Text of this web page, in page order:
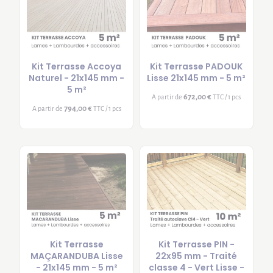
Kit Terrasse Accoya
Naturel - 21x145 mm -
5 m²
A partir de 794,00 € TTC / 1 pcs
Kit Terrasse PADOUK
Lisse 21x145 mm - 5 m²
A partir de672,00 € TTC / 1 pcs
Kit Terrasse
MAÇARANDUBA Lisse
- 21x145 mm - 5 m²
Kit Terrasse PIN -
22x95 mm - Traité
classe 4 - Vert Lisse -